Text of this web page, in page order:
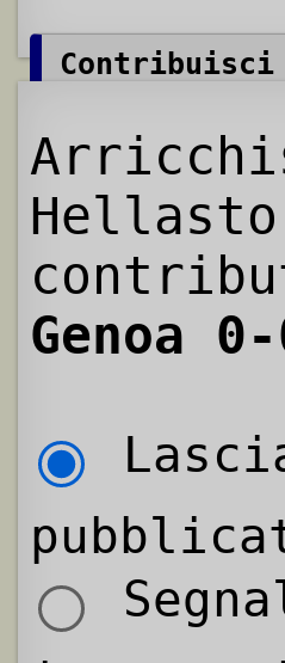
Contribuisci
Genoa